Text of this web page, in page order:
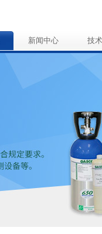
新闻中心 技